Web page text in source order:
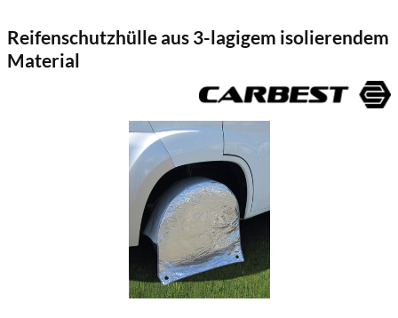
Reifenschutzhülle aus 3-lagigem isolierendem
Material